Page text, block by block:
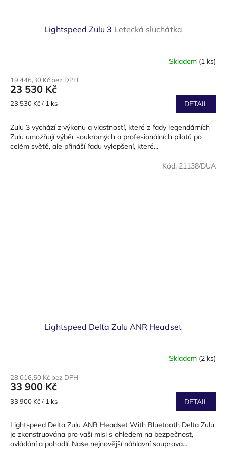
Lightspeed Zulu 3 Letecká sluchátka
produktu
je
3,6
hvězdiček.
Skladem (1 ks)
19 446,30 Kč bez DPH
23 530 Kč
Měrná
23 530 Kč / 1 ks DETAIL
Zulu 3 vychází z výkonu a vlastností, které z řady legendárních
Zulu umožňují výběr soukromých a profesionálních pilotů po
celém světě, ale přináší řadu vylepšení, které...
Lightspeed Delta Zulu ANR Headset
Skladem (2 ks)
28 016,50 Kč bez DPH
33 900 Kč
Měrná
33 900 Kč / 1 ks DETAIL
Lightspeed Delta Zulu ANR Headset With Bluetooth Delta Zulu
je zkonstruována pro vaši misi s ohledem na bezpečnost,
ovládání a pohodlí. Naše nejnovější náhlavní souprava...
Kód: 21138/DUA